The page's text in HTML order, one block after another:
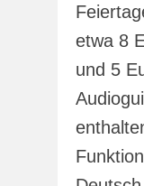
etwa 8
und 5